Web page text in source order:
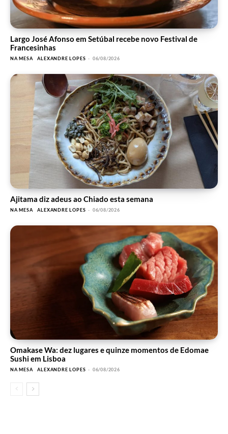
Largo José Afonso em Setúbal recebe novo Festival de
Francesinhas
NA MESA ALEXANDRE LOPES - 06/08/2026
Ajitama diz adeus ao Chiado esta semana
NA MESA ALEXANDRE LOPES - 06/08/2026
Omakase Wa: dez lugares e quinze momentos de Edomae
Sushi em Lisboa
NA MESA ALEXANDRE LOPES - 06/08/2026